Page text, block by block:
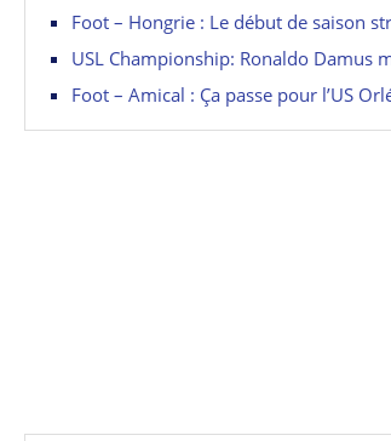
Foot – Hongrie : Le début de saison
USL Championship: Ronaldo Damus
Foot – Amical : Ça passe pour l’US